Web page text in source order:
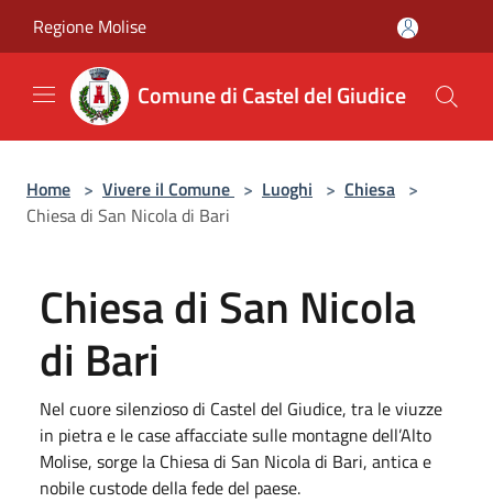
Regione Molise
Comune di Castel del Giudice
Home > Vivere il Comune > Luoghi > Chiesa >
Chiesa di San Nicola di Bari
Chiesa di San Nicola
di Bari
Nel cuore silenzioso di Castel del Giudice, tra le viuzze
in pietra e le case affacciate sulle montagne dell’Alto
Molise, sorge la Chiesa di San Nicola di Bari, antica e
nobile custode della fede del paese.